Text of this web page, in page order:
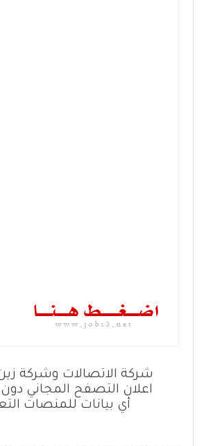
شركة الاتصالات وشركة
اعلان التصفح المجاني
أي بيانات للمنصات